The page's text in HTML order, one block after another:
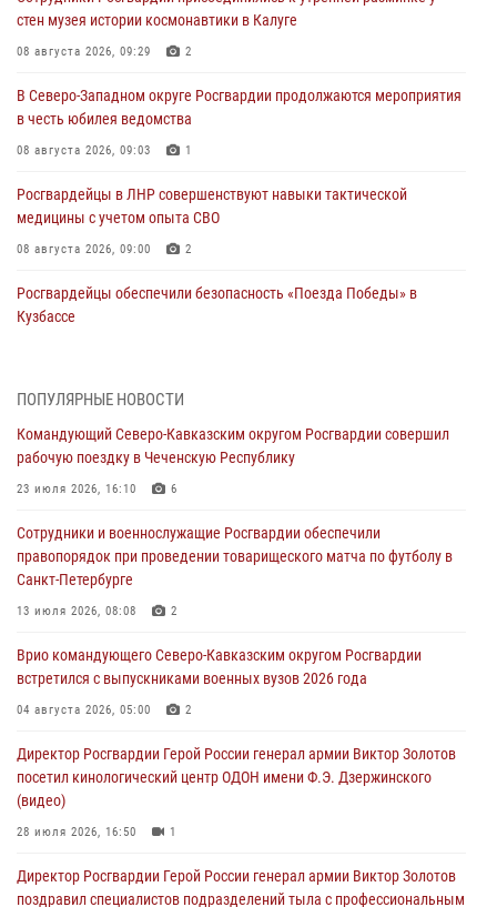
стен музея истории космонавтики в Калуге
08 августа 2026, 09:29 2
В Северо-Западном округе Росгвардии продолжаются мероприятия
в честь юбилея ведомства
08 августа 2026, 09:03 1
Росгвардейцы в ЛНР совершенствуют навыки тактической
медицины с учетом опыта СВО
08 августа 2026, 09:00 2
Росгвардейцы обеспечили безопасность «Поезда Победы» в
Кузбассе
Военнослужащие Софринской бригады Росгвардии встретились с
дорогой к Победе в СВО» (видео)
08 августа 2026, 07:00
настольному теннису ко Дню физкультурника
08 августа 2026, 07:00
ОМОН «Ойрат» Управления Росгвардии по Республике Калмыкия
08 августа 2026, 07:00
В Москве росгвардейцы оказали помощь медикам и девушке с
08 августа 2026, 06:32 1
ПОПУЛЯРНЫЕ НОВОСТИ
Командующий Северо-Кавказским округом Росгвардии совершил
рабочую поездку в Чеченскую Республику
23 июля 2026, 16:10 6
Сотрудники и военнослужащие Росгвардии обеспечили
правопорядок при проведении товарищеского матча по футболу в
Санкт-Петербурге
13 июля 2026, 08:08 2
Врио командующего Северо-Кавказским округом Росгвардии
встретился с выпускниками военных вузов 2026 года
04 августа 2026, 05:00 2
Директор Росгвардии Герой России генерал армии Виктор Золотов
посетил кинологический центр ОДОН имени Ф.Э. Дзержинского
(видео)
28 июля 2026, 16:50 1
Директор Росгвардии Герой России генерал армии Виктор Золотов
поздравил специалистов подразделений тыла с профессиональным